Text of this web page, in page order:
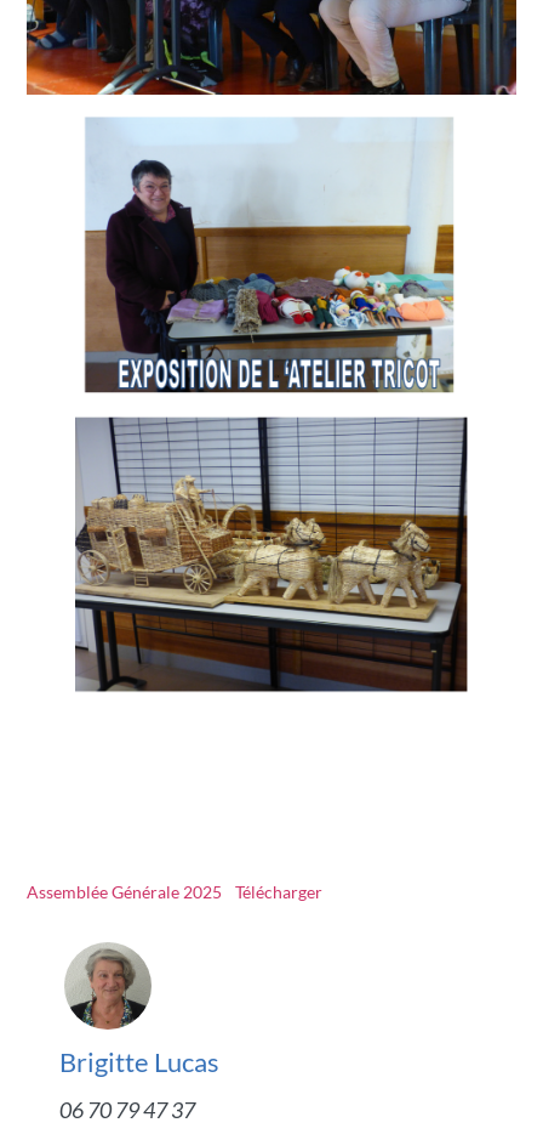
Assemblée Générale 2025 Télécharger
Brigitte Lucas
06 70 79 47 37